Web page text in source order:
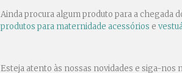
Ainda procura algum produto para a chegada
produtos para maternidade acessórios e
Esteja atento às nossas novidades e siga-nos